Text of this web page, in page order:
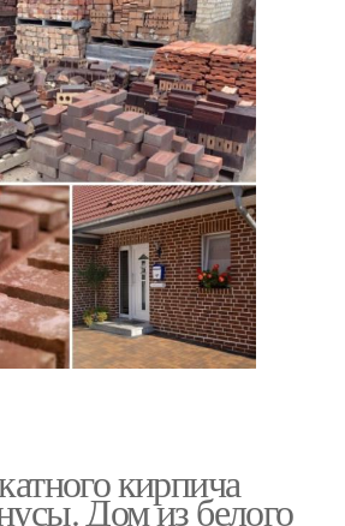
кирпича
Дом из белого